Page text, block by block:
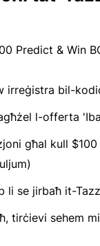
Predict & Win
irreġistra bil-
l-offerta
għal kull
se jirbaħ it-
tirċievi sehem